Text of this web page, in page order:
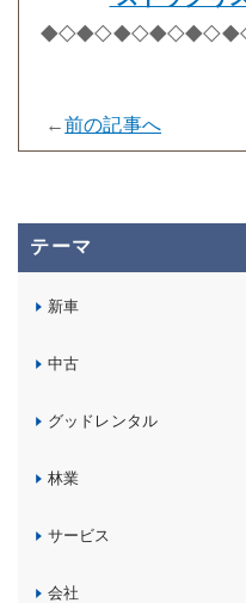
←前の記事へ
テーマ
新車
中古
グッドレンタル
林業
サービス
会社